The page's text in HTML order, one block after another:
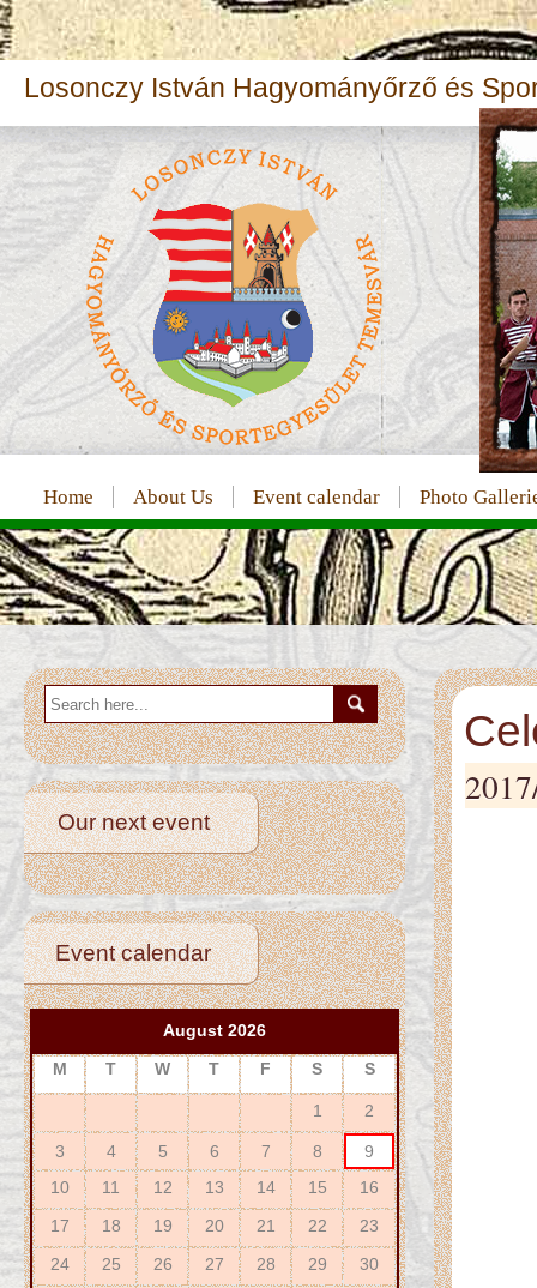
Losonczy István Hagyományőrző és
Home About Us Event calendar Photo
Our next event
Event calendar
August 2026
M
T W T F S S
1 2
3 4 5 6 7 8
9
10
11 12 13 14 15
16
17
18 19 20 21 22
23
24
25 26 27 28 29
30